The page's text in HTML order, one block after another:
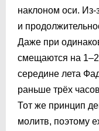
наклоном оси. Из-
и
Даже при
смещаются на
середине лета
раньше трёх
Тот же принцип
молитв, поэтому